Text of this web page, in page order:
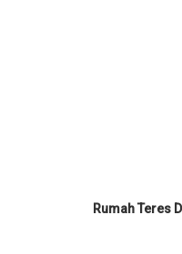
Rumah Teres